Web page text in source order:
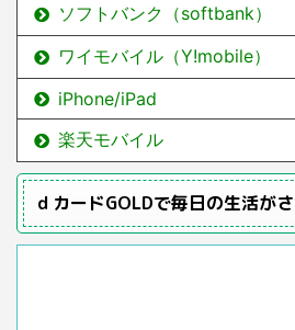
ソフトバンク（softbank）
ワイモバイル（Y!mobile）
iPhone/iPad
楽天モバイル
ｄカードGOLDで毎日の生活が